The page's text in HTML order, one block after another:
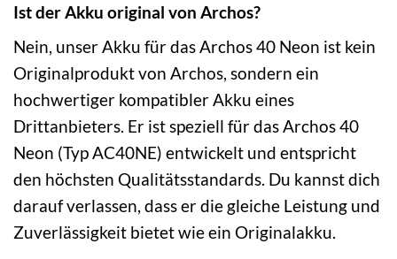
Ist der Akku original von Archos?
Nein, unser Akku für das Archos 40 Neon ist kein
Originalprodukt von Archos, sondern ein
hochwertiger kompatibler Akku eines
Drittanbieters. Er ist speziell für das Archos 40
Neon (Typ AC40NE) entwickelt und entspricht
den höchsten Qualitätsstandards. Du kannst dich
darauf verlassen, dass er die gleiche Leistung und
Zuverlässigkeit bietet wie ein Originalakku.